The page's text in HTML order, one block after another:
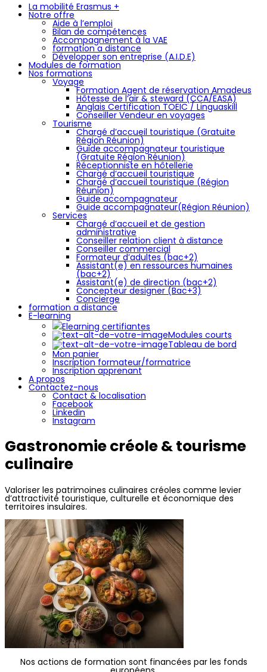
La mobilité Erasmus +
Notre offre
Aide à l’emploi
Bilan de compétences
Accompagnement à la VAE
formation a distance
Développer son entreprise (A.I.D.E)
Modules de formation
Nos formations
Voyage
Formation Agent de réservation Amadeus
Hôtesse de l’air & steward (CCA/EASA)
Anglais Certification TOEIC / Linguaskill
Conseiller Vendeur en voyages
Tourisme
Chargé d’accueil touristique (Gratuite
Région Réunion)
Guide accompagnateur touristique
(Gratuite Région Réunion)
Réceptionniste en hôtellerie
Chargé d’accueil touristique
Chargé d’accueil touristique (Région
Réunion)
Guide accompagnateur
Guide accompagnateur(Région Réunion)
Services
Chargé d’accueil et de gestion
administrative
Conseiller relation client à distance
Conseiller commercial
Formateur d’adultes (bac+2)
Assistant(e) en ressources humaines
(bac+2)
Assistant(e) de direction (bac+2)
Concepteur designer (Bac+3)
Concierge
formation a distance
E-learning
Elearning certifiantes
Modules courts
Tableau de bord
Mon panier
Inscription formateur/formatrice
Inscription apprenant
A propos
Contactez-nous
Contact & localisation
Facebook
Linkedin
Instagram
Gastronomie créole & tourisme
culinaire
Valoriser les patrimoines culinaires créoles comme levier
d’attractivité touristique, culturelle et économique des
territoires insulaires.
Nos actions de formation sont financées par les fonds